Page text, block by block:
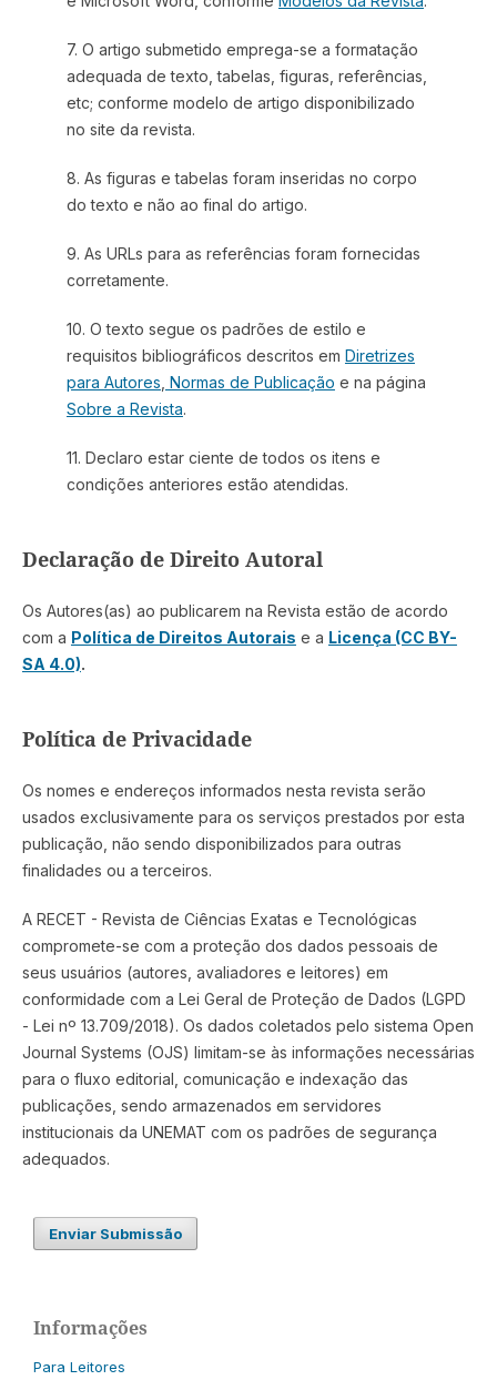
7. O artigo submetido emprega-se a formatação
adequada de texto, tabelas, figuras, referências,
etc; conforme modelo de artigo disponibilizado
no site da revista.
8. As figuras e tabelas foram inseridas no corpo
do texto e não ao final do artigo.
9. As URLs para as referências foram fornecidas
corretamente.
10. O texto segue os padrões de estilo e
requisitos bibliográficos descritos em Diretrizes
para Autores Normas de Publicação e na página
Sobre a Revista.
11. Declaro estar ciente de todos os itens e
condições anteriores estão atendidas.
Declaração de Direito Autoral
Os Autores(as) ao publicarem na Revista estão de acordo
com a Política de Direitos Autorais e a Licença (CC BY-
SA 4.0).
Política de Privacidade
Os nomes e endereços informados nesta revista serão
usados exclusivamente para os serviços prestados por esta
publicação, não sendo disponibilizados para outras
finalidades ou a terceiros.
A RECET - Revista de Ciências Exatas e Tecnológicas
compromete-se com a proteção dos dados pessoais de
seus usuários (autores, avaliadores e leitores) em
conformidade com a Lei Geral de Proteção de Dados (LGPD
- Lei nº 13.709/2018). Os dados coletados pelo sistema Open
Journal Systems (OJS) limitam-se às informações necessárias
para o fluxo editorial, comunicação e indexação das
publicações, sendo armazenados em servidores
institucionais da UNEMAT com os padrões de segurança
adequados.
Enviar Submissão
Informações
Para Leitores